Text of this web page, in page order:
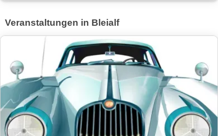
Veranstaltungen in Bleialf